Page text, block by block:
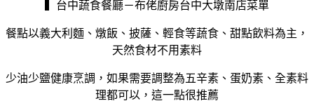
▍台中蔬食餐廳－布佬廚房台中大墩南店菜單
餐點以義大利麵、燉飯、披薩、輕食等蔬食、甜點飲料為主，
天然食材不用素料
少油少鹽健康烹調，如果需要調整為五辛素、蛋奶素、全素料
理都可以，這一點很推薦